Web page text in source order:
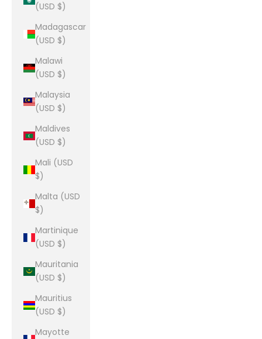
(USD $)
Madagascar
(USD $)
Malawi
(USD $)
Malaysia
(USD $)
Maldives
(USD $)
Mali (USD
$)
Malta (USD
$)
Martinique
(USD $)
Mauritania
(USD $)
Mauritius
(USD $)
Mayotte